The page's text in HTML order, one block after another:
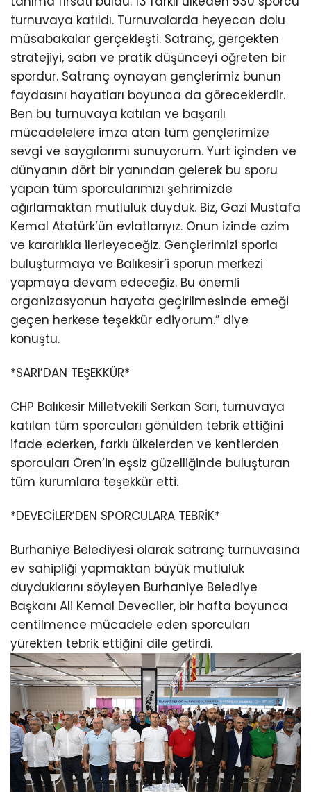
turnuvaya katıldı. Turnuvalarda heyecan dolu
müsabakalar gerçekleşti. Satranç, gerçekten
stratejiyi, sabrı ve pratik düşünceyi öğreten bir
spordur. Satranç oynayan gençlerimiz bunun
faydasını hayatları boyunca da göreceklerdir.
Ben bu turnuvaya katılan ve başarılı
mücadelelere imza atan tüm gençlerimize
sevgi ve saygılarımı sunuyorum. Yurt içinden ve
dünyanın dört bir yanından gelerek bu sporu
yapan tüm sporcularımızı şehrimizde
ağırlamaktan mutluluk duyduk. Biz, Gazi Mustafa
Kemal Atatürk’ün evlatlarıyız. Onun izinde azim
ve kararlıkla ilerleyeceğiz. Gençlerimizi sporla
buluşturmaya ve Balıkesir’i sporun merkezi
yapmaya devam edeceğiz. Bu önemli
organizasyonun hayata geçirilmesinde emeği
geçen herkese teşekkür ediyorum.” diye
konuştu.
*SARI’DAN TEŞEKKÜR*
CHP Balıkesir Milletvekili Serkan Sarı, turnuvaya
katılan tüm sporcuları gönülden tebrik ettiğini
ifade ederken, farklı ülkelerden ve kentlerden
sporcuları Ören’in eşsiz güzelliğinde buluşturan
tüm kurumlara teşekkür etti.
*DEVECİLER’DEN SPORCULARA TEBRİK*
Burhaniye Belediyesi olarak satranç turnuvasına
ev sahipliği yapmaktan büyük mutluluk
duyduklarını söyleyen Burhaniye Belediye
Başkanı Ali Kemal Deveciler, bir hafta boyunca
centilmence mücadele eden sporcuları
yürekten tebrik ettiğini dile getirdi.